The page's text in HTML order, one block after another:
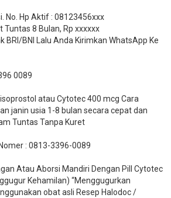
No. Hp Aktif : 08123456xxx
Tuntas 8 Bulan, Rp xxxxxx
BRI/BNI Lalu Anda Kirimkan WhatsApp Ke
0089
atau Cytotec 400 mcg Cara
janin usia 1-8 bulan secara cepat dan
Tuntas Tanpa Kuret
: 0813-3396-0089​
Atau Aborsi Mandiri Dengan Pill Cytotec
Kehamilan) “Menggugurkan
obat asli Resep Halodoc /